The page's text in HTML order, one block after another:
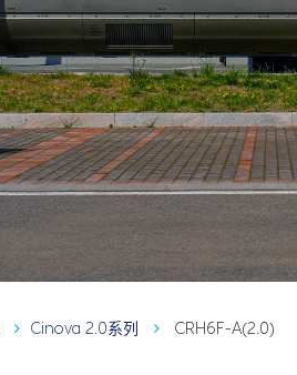
Cinova 2.0系列 CRH6F-A(2.0)